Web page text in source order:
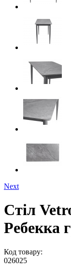
Next
Стіл
Ребекка
Код товару:
026025